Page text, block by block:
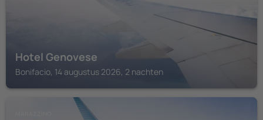
Hotel Genovese
Bonifacio, 14 augustus 2026, 2 nachten